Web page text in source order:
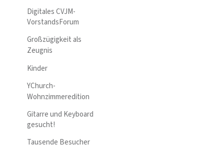
Digitales CVJM-
VorstandsForum
Großzügigkeit als
Zeugnis
Kinder
YChurch-
Wohnzimmeredition
Gitarre und Keyboard
gesucht!
Tausende Besucher